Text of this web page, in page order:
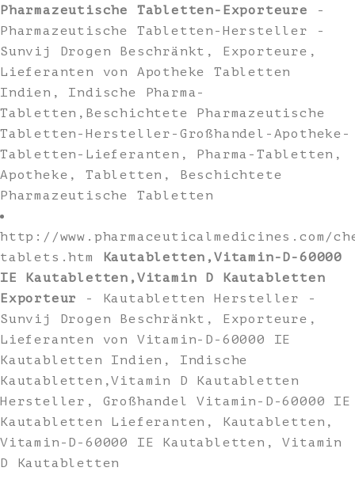
Pharmazeutische Tabletten-Exporteure
-
Pharmazeutische Tabletten-Hersteller -
Sunvij Drogen Beschränkt, Exporteure,
Lieferanten von Apotheke Tabletten
Indien, Indische Pharma-
Tabletten,Beschichtete Pharmazeutische
Tabletten-Hersteller-Großhandel-Apotheke-
Tabletten-Lieferanten, Pharma-Tabletten,
Apotheke, Tabletten, Beschichtete
Pharmazeutische Tabletten
http://www.pharmaceuticalmedicines.com/
tablets.htm
Kautabletten,Vitamin-D-60000
IE Kautabletten,Vitamin D Kautabletten
Exporteur
- Kautabletten Hersteller -
Sunvij Drogen Beschränkt, Exporteure,
Lieferanten von Vitamin-D-60000 IE
Kautabletten Indien, Indische
Kautabletten,Vitamin D Kautabletten
Hersteller, Großhandel Vitamin-D-60000 IE
Kautabletten Lieferanten, Kautabletten,
Vitamin-D-60000 IE Kautabletten, Vitamin
D Kautabletten